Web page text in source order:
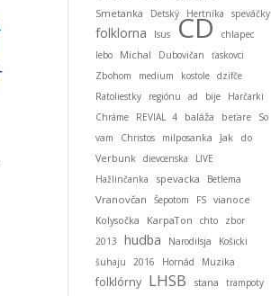
Smetanka Detský Hertníka speváčky
folklorna Isus CD
chlapec
lebo
Michal Dubovičan
ťaskovci
Zbohom
medium kostole dzifče
Ratoliestky
regiónu ad bije
Harčarki
Chráme
REVIAL 4 baláža beťare
So
vam
Christos milposanka Jak
do
Verbunk dievcenska
LIVE
Hažlinčanka
spevacka Betlema
Vranovčan Šepotom FS vianoce
Kolysočka
KarpaTon chto
zbor
2013
hudba Narodilsja
Košicki
šuhaju
2016 Hornád Muzika
folklórny LHSB stana
trampoty